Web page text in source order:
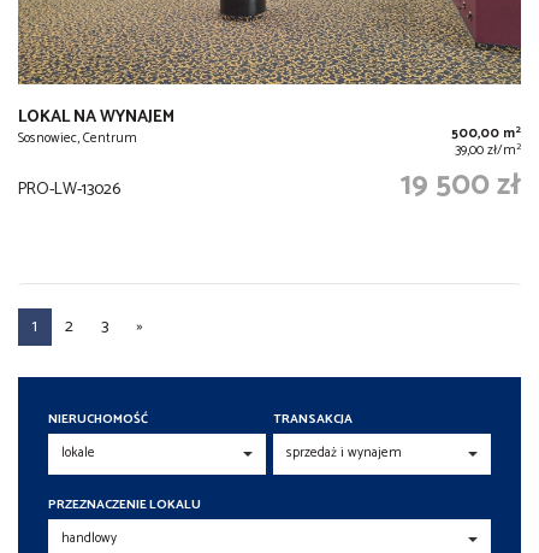
LOKAL NA WYNAJEM
Sosnowiec, Centrum 500,00 m2
39,00 zł/m2
PRO-LW-13026 19 500 zł
1 2 3 »
NIERUCHOMOŚĆ TRANSAKCJA
PRZEZNACZENIE LOKALU